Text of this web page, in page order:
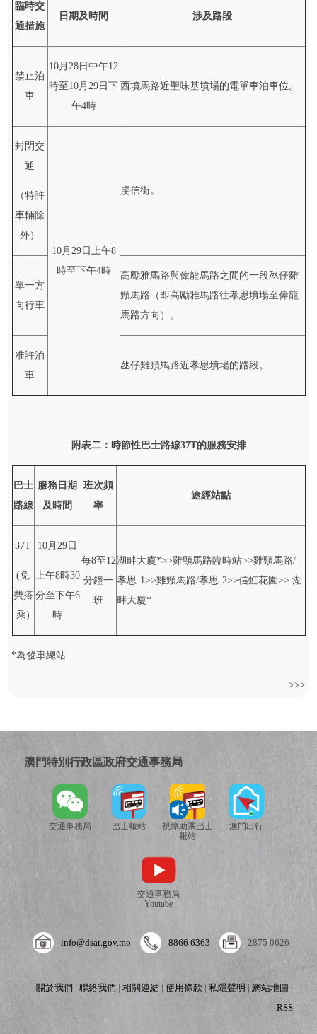
臨時交
通措施
日期及時間 涉及路段
禁止泊
車
10月28日中午12
時至10月29日下
午4時
西墳馬路近聖味基墳場的電單車泊車位。
封閉交
通
（特許
車輛除
外）
10月29日上午8
時至下午4時
虔信街。
單一方
向行車
高勵雅馬路與偉龍馬路之間的一段氹仔雞
頸馬路（即高勵雅馬路往孝思墳場至偉龍
馬路方向）。
准許泊
車
氹仔雞頸馬路近孝思墳場的路段。
附表二：時節性巴士路線37T的服務安排
巴士
路線
服務 日期
及時間
班次頻
率
途經站點
37T
(免
費搭
乘)
10月29日
上午8時30
分至下午6
時
每8至12
分鐘一
班
湖畔大廈*>>雞頸馬路臨時站>>雞頸馬路/
孝思-1>>雞頸馬路/孝思-2>>信虹花園>> 湖
畔大廈*
*為發車總站
>>>
澳門特別行政區政府交通事務局
交通事務局 巴士報站
視障助乘巴士
報站
澳門出行
交通事務局
Youtube
info@dsat.gov.mo 8866 6363 2875 0626
關於我們 |聯絡我們 |相關連結 |使用條款 |私隱聲明 |網站地圖 |
RSS